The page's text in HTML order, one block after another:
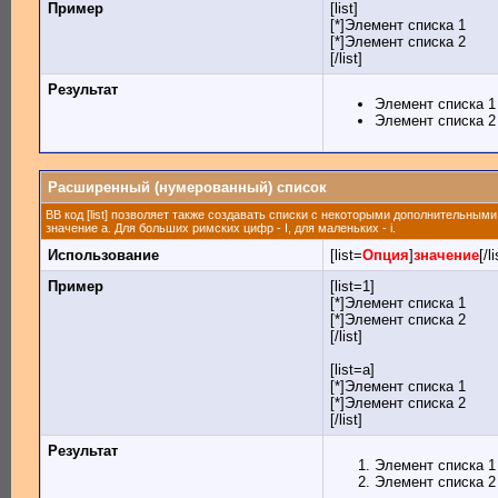
Пример
[list]
[*]Элемент списка 1
[*]Элемент списка 2
[/list]
Результат
Элемент списка 1
Элемент списка 2
Расширенный (нумерованный) список
BB код [list] позволяет также создавать списки с некоторыми
значение а. Для больших римских цифр - I, для маленьких - i.
Использование [list=Опция]значение[/
Пример
[list=1]
[*]Элемент списка 1
[*]Элемент списка 2
[/list]
[list=a]
[*]Элемент списка 1
[*]Элемент списка 2
[/list]
Результат
Элемент списка 1
Элемент списка 2